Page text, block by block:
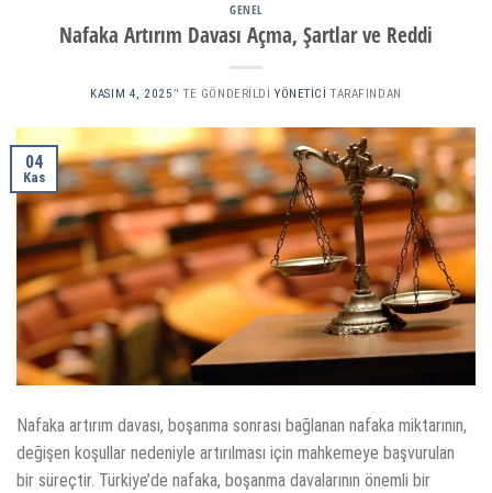
GENEL
Nafaka Artırım Davası Açma, Şartlar ve Reddi
KASIM 4, 2025 ’' TE GÖNDERILDI YÖNETICI TARAFINDAN
04
Kas
Nafaka artırım davası, boşanma sonrası bağlanan nafaka miktarının,
değişen koşullar nedeniyle artırılması için mahkemeye başvurulan
bir süreçtir. Türkiye’de nafaka, boşanma davalarının önemli bir